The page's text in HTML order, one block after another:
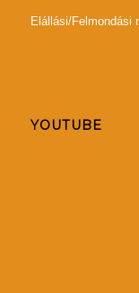
Elállási/Felmondási
YOUTUBE